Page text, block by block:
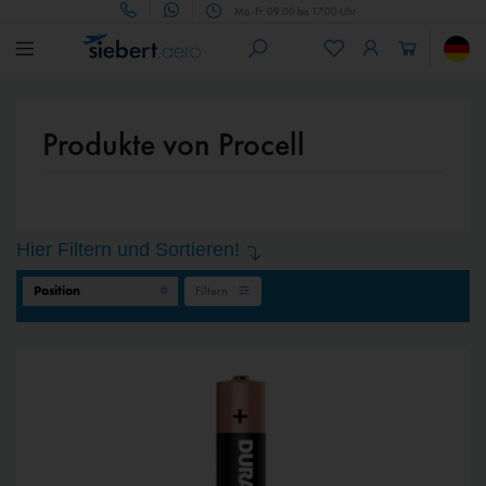
Mo.-Fr. 09:00 bis 17:00 Uhr
Produkte von Procell
Hier Filtern und Sortieren!
Filtern